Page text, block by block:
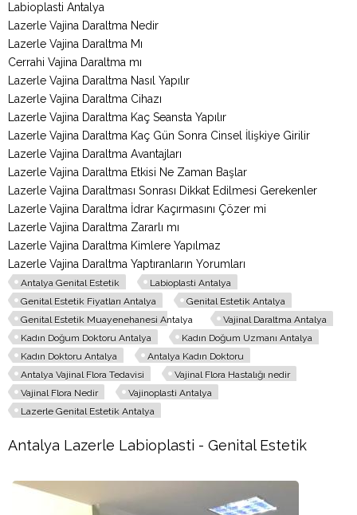
Labioplasti Antalya
Lazerle Vajina Daraltma Nedir
Lazerle Vajina Daraltma Mı
Cerrahi Vajina Daraltma mı
Lazerle Vajina Daraltma Nasıl Yapılır
Lazerle Vajina Daraltma Cihazı
Lazerle Vajina Daraltma Kaç Seansta Yapılır
Lazerle Vajina Daraltma Kaç Gün Sonra Cinsel İlişkiye Girilir
Lazerle Vajina Daraltma Avantajları
Lazerle Vajina Daraltma Etkisi Ne Zaman Başlar
Lazerle Vajina Daraltması Sonrası Dikkat Edilmesi Gerekenler
Lazerle Vajina Daraltma İdrar Kaçırmasını Çözer mi
Lazerle Vajina Daraltma Zararlı mı
Lazerle Vajina Daraltma Kimlere Yapılmaz
Lazerle Vajina Daraltma Yaptıranların Yorumları
Antalya Genital Estetik
Labioplasti Antalya
Genital Estetik Fiyatları Antalya
Genital Estetik Antalya
Genital Estetik Muayenehanesi Antalya
Vajinal Daraltma Antalya
Kadın Doğum Doktoru Antalya
Kadın Doğum Uzmanı Antalya
Kadın Doktoru Antalya
Antalya Kadın Doktoru
Antalya Vajinal Flora Tedavisi
Vajinal Flora Hastalığı nedir
Vajinal Flora Nedir
Vajinoplasti Antalya
Lazerle Genital Estetik Antalya
Antalya Lazerle Labioplasti - Genital Estetik